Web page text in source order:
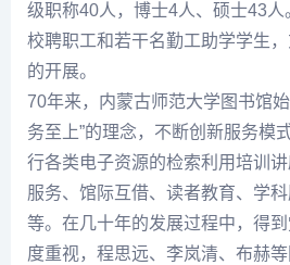
级职称40人，博士4人、硕士43
校聘职工和若干名勤工助学学生
的开展。
70年来，内蒙古师范大学图书馆
务至上”的理念，不断创新服务模
行各类电子资源的检索利用培训
服务、馆际互借、读者教育、学
等。在几十年的发展过程中，得
度重视，程思远、李岚清、布赫